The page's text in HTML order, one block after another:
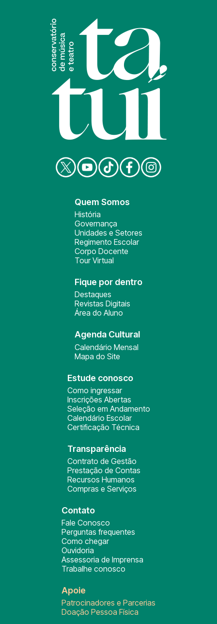
Quem Somos
História
Governança
Unidades e Setores
Regimento Escolar
Corpo Docente
Tour Virtual
Fique por dentro
Destaques
Revistas Digitais
Área do Aluno
Agenda Cultural
Calendário Mensal
Mapa do Site
Estude conosco
Como ingressar
Inscrições Abertas
Seleção em Andamento
Calendário Escolar
Certificação Técnica
Transparência
Contrato de Gestão
Prestação de Contas
Recursos Humanos
Compras e Serviços
Contato
Fale Conosco
Perguntas frequentes
Como chegar
Ouvidoria
Assessoria de Imprensa
Trabalhe conosco
Apoie
Patrocinadores e Parcerias
Doação Pessoa Física